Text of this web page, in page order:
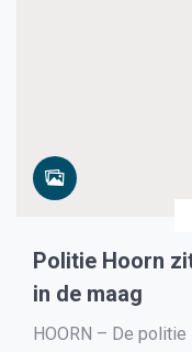
Politie Hoorn
in de maag
HOORN – De